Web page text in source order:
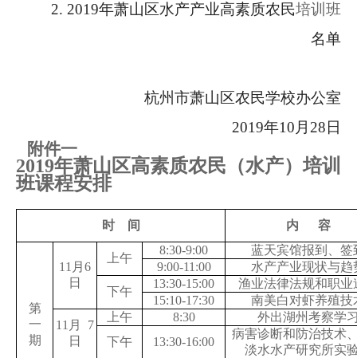
2. 2019年萧山区水产产业高素质农民培训班
名单
杭州市萧山区农民学校办公室
2019年10月 28 日
附件一
2019年萧山区高素质农民（水产）培训
班课程安排
时 间 内 容
第
一
期
11 月 6
日
上午
8:30-9:00
蓝天宾馆报到、签
9:00-11:00
水产产业现状与趋
下午
13:30-15:00
渔业法律法规和职业
15:10-17:30
南美白对虾养殖技
11 月
7
日
上午 8:30
外出湖州考察学
下午
13:30-16:00
病害诊断和防治技术
淡水水产研究所实